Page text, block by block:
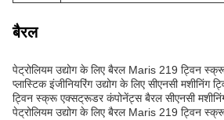
बैरल
पेट्रोलियम उद्योग के लिए बैरल Maris 219 ट्विन
प्लास्टिक इंजीनियरिंग उद्योग के लिए सीएनसी
ट्विन स्क्रू एक्सट्रूडर कंपोनेंट्स बैरल सीएनसी
पेट्रोलियम उद्योग के लिए बैरल Maris 219 ट्विन